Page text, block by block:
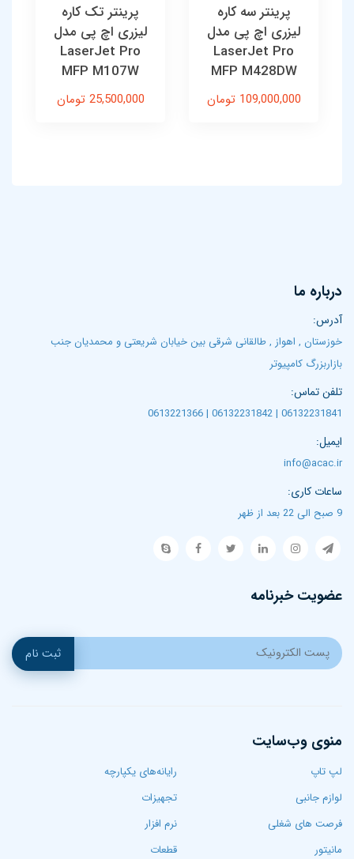
پرینتر سه کاره
لیزری اچ پی مدل
LaserJet Pro
MFP M428DW
109,000,000 تومان
پرینتر تک کاره
لیزری اچ پی مدل
LaserJet Pro
MFP M107W
25,500,000 تومان
درباره ما
آدرس:
خوزستان , اهواز , طالقانی شرقی بین خیابان شریعتی و محمدیان جنب
بازاربزرگ کامپیوتر
تلفن تماس:
06132231841 | 06132231842 | 0613221366
ایمیل:
info@acac.ir
ساعات کاری:
9 صبح الی 22 بعد از ظهر
عضویت خبرنامه
ثبت نام
منوی وب‌سایت
لپ تاپ‌
رایانه‌های یکپارچه
لوازم جانبی
تجهیزات
فرصت های شغلی
نرم افزار
مانیتور
قطعات